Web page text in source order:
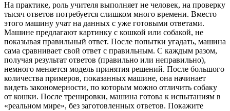
На практике, роль учителя выполняет не человек, на проверку
тысяч ответов потребуется слишком много времени. Вместо
этого машину учат на данных с уже готовыми ответами.
Машине предлагают картинку с кошкой или собакой, не
показывая правильный ответ. После попытки угадать, машина
сама сравнивает свой ответ с правильным. С каждым разом,
получая результат ответов (правильно или неправильно),
немного меняется модель принятия решений. После большого
количества примеров, показанных машине, она начинает
видеть закономерности, по которым можно отличить собаку
от кошки. После тренировки, машина готова к испытаниям в
«реальном мире», без заготовленных ответов. Покажите